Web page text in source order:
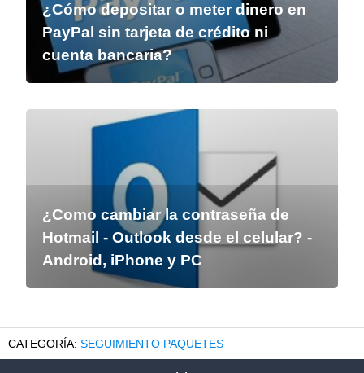
¿Cómo depositar o meter dinero en
PayPal sin tarjeta de crédito ni
cuenta bancaria?
¿Como cambiar la contraseña de
Hotmail - Outlook desde el celular? -
Android, iPhone y PC
SEGUIMIENTO PAQUETES